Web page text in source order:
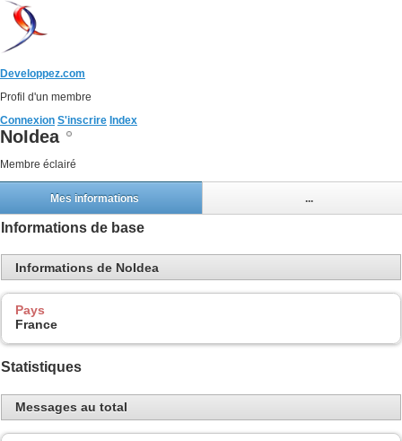
Developpez.com
Profil d'un membre
Connexion S'inscrire Index
NoIdea
Membre éclairé
Mes informations ...
Informations de base
Informations de NoIdea
Pays
France
Statistiques
Messages au total